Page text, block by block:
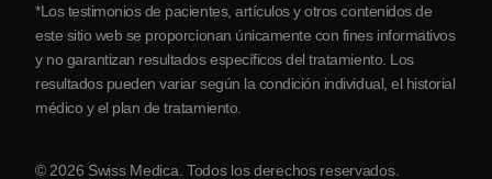
*Los testimonios de pacientes, artículos y otros contenidos de
este sitio web se proporcionan únicamente con fines informativos
y no garantizan resultados específicos del tratamiento. Los
resultados pueden variar según la condición individual, el historial
médico y el plan de tratamiento.
© 2026 Swiss Medica. Todos los derechos reservados.